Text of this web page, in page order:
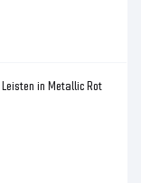
in Metallic Rot